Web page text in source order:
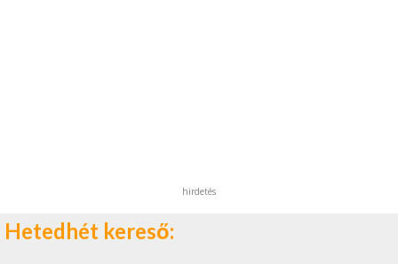
hirdetés
Hetedhét kereső: